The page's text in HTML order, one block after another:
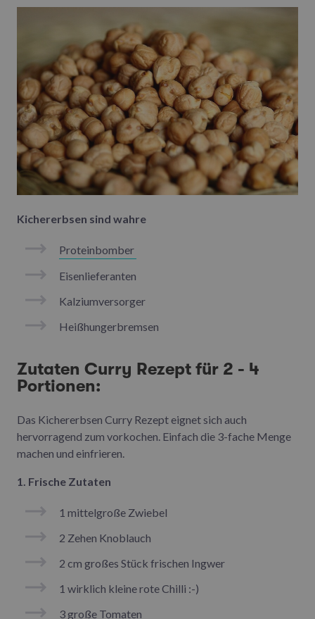
Kichererbsen sind wahre
Proteinbomber
Eisenlieferanten
Kalziumversorger
Heißhungerbremsen
Zutaten Curry Rezept für 2 - 4
Portionen:
Das Kichererbsen Curry Rezept eignet sich auch
hervorragend zum vorkochen. Einfach die 3-fache Menge
machen und einfrieren.
1. Frische Zutaten
1 mittelgroße Zwiebel
2 Zehen Knoblauch
2 cm großes Stück frischen Ingwer
1 wirklich kleine rote Chilli :-)
3 große Tomaten